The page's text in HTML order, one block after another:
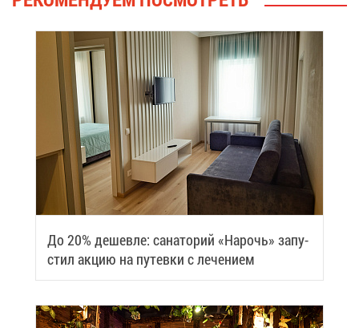
До 20% де­шев­ле: са­на­то­рий «На­рочь» за­пу­
стил ак­цию на пу­тев­ки с ле­че­ни­ем